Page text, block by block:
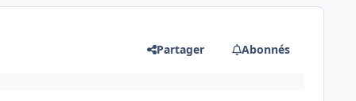
Partager Abonnés